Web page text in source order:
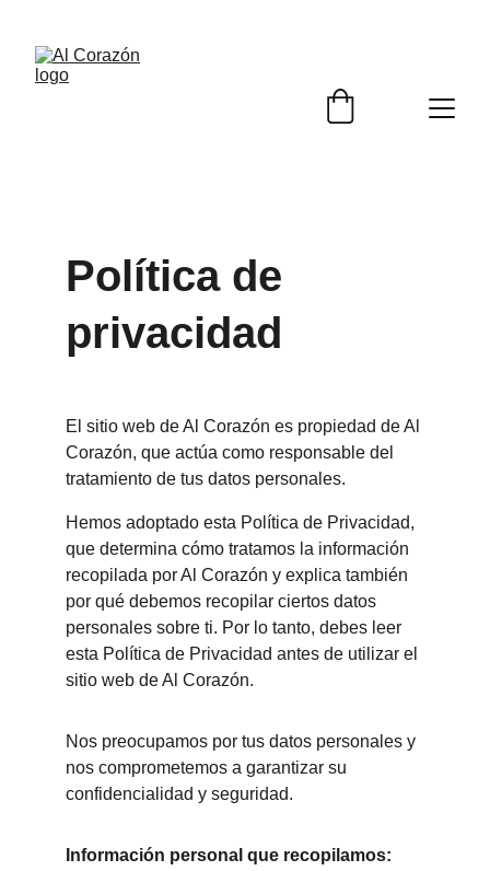
Política de
privacidad
El sitio web de Al Corazón es propiedad de Al
Corazón, que actúa como responsable del
tratamiento de tus datos personales.
Hemos adoptado esta Política de Privacidad,
que determina cómo tratamos la información
recopilada por Al Corazón y explica también
por qué debemos recopilar ciertos datos
personales sobre ti. Por lo tanto, debes leer
esta Política de Privacidad antes de utilizar el
sitio web de Al Corazón.
Nos preocupamos por tus datos personales y
nos comprometemos a garantizar su
confidencialidad y seguridad.
Información personal que recopilamos: